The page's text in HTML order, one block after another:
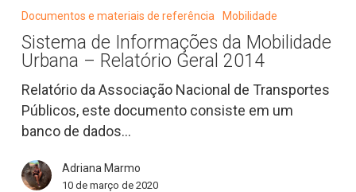
da
Mobilidade
Urbana
–
Relatório
2014
Documentos e materiais de referência Mobilidade
Sistema de Informações da Mobilidade
Urbana – Relatório Geral 2014
Relatório da Associação Nacional de Transportes
Públicos, este documento consiste em um
banco de dados…
Adriana Marmo
10 de março de 2020